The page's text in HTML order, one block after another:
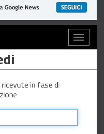
Toggle
ricevute in fase di